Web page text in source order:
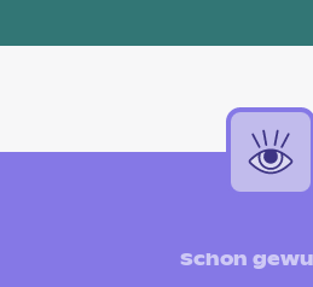
Schon